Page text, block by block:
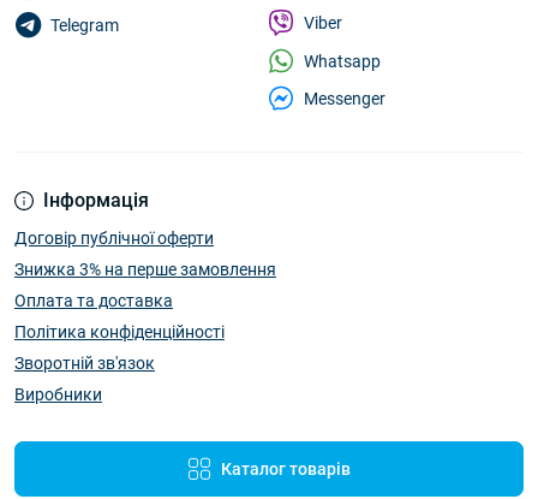
Інформація
Договір публічної оферти
Знижка 3% на перше замовлення
Оплата та доставка
Політика конфіденційності
Зворотній зв'язок
Виробники
Каталог товарів
Telegram
Viber
Whatsapp
Messenger